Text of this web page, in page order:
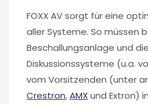
FOXX AV sorgt für eine
aller Systeme. So müssen
Beschallungsanlage und die
Diskussionssysteme (u.a.
vom Vorsitzenden (unter
Crestron,AMXund Extron)